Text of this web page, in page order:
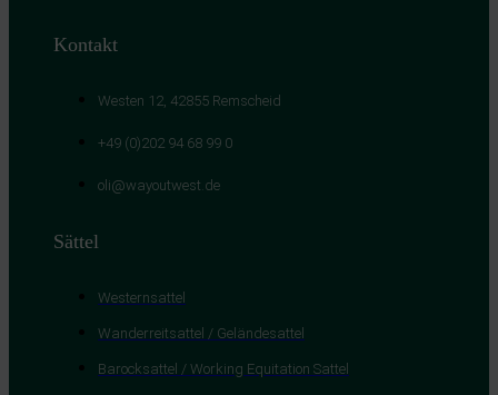
Kontakt
Westen 12, 42855 Remscheid
+49 (0)202 94 68 99 0
oli@wayoutwest.de
Sättel
Westernsattel
Wanderreitsattel / Geländesattel
Barocksattel / Working Equitation Sattel